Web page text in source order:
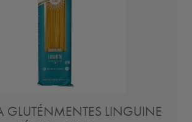
GLUTÉNMENTES LINGUINE